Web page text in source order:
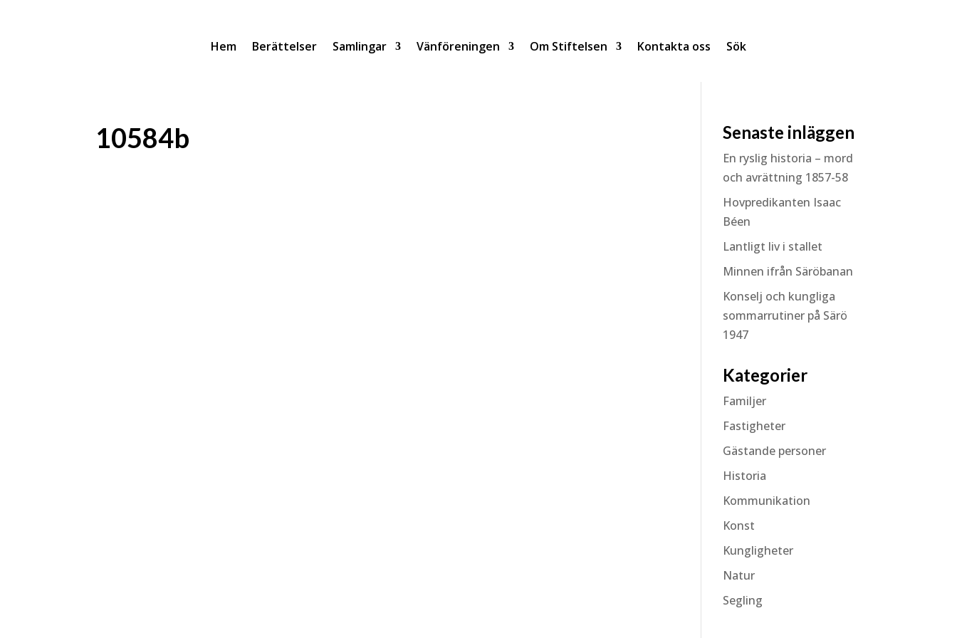
Hem Berättelser Samlingar Vänföreningen Om Stiftelsen Kontakta oss Sök
10584b Senaste inläggen
En ryslig historia – mord
och avrättning 1857-58
Hovpredikanten Isaac
Béen
Lantligt liv i stallet
Minnen ifrån Säröbanan
Konselj och kungliga
sommarrutiner på Särö
1947
Kategorier
Familjer
Fastigheter
Gästande personer
Historia
Kommunikation
Konst
Kungligheter
Natur
Segling